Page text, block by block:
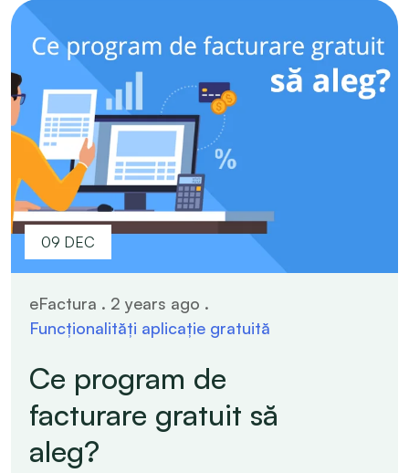
09 DEC
eFactura . 2 years ago .
Funcționalități aplicație gratuită
Ce program de
facturare gratuit să
aleg?